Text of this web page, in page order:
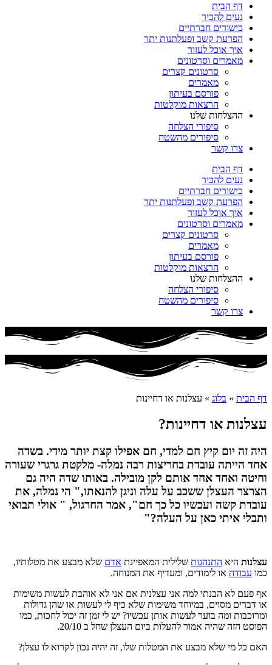
דף הבית
נעים להכיר
כישורים חברתיים
הפרעת קשב ופעלתנות יתר
איך אוכל לעזור
מאמרים וסרטונים
סרטונים קצרים
מאמרים
פורסם בעיתון
הרצאות מוקלטות
ההצלחות שלנו
סיפורי הצלחה
סיפורים מהשטח
צרו קשר
דף הבית
נעים להכיר
כישורים חברתיים
הפרעת קשב ופעלתנות יתר
איך אוכל לעזור
מאמרים וסרטונים
סרטונים קצרים
מאמרים
פורסם בעיתון
הרצאות מוקלטות
ההצלחות שלנו
סיפורי הצלחה
סיפורים מהשטח
צרו קשר
דף הבית » בלוג » עצלנות או דחיינות
עצלנות או דחיינות?
היה זה יום קיץ חם למדי, חם אפילו קצת יותר מידי. בשדה
אחד הייתה עובדת בחריצות רבה נמלה- מלקטת גרגרי שעורה
וחיטה ואחד אחד אותם לקן מובילה. באותו שדה היה גם
הצרצר העצלן ששכב על עלה וניגן להנאתו," הי נמלה, את
עובדת קשה ועכשיו כל כך חם", אמר החרגול, " אולי תבואי
ותבלי איתי כאן על העלה?"
עצלנות היא התנהגות שלילית המאפיינת אדם שלא מבצע את מטלותיו,
כמו עבודה או לימודים, ומעדיף את המנוחה.
אף פעם לא הבנתי למה אני עצלנית אם אני לא אוהבת לעשות משימות
או דברים מסוים, במיוחד משימות שלא כיף לי לעשות או שהן גדולות
ומרוכבות ומה בוער לעשות אותן עכשיו? יש לי זמן זה יכול לחכות, כמו
הפוסט הזה שהיה אמור להעלות ביום העצלן שחל ב 20/10.
האם כל מי שלא מבצע את המטלות שלו, זה יהיה נכון לקרוא לו עצלן?